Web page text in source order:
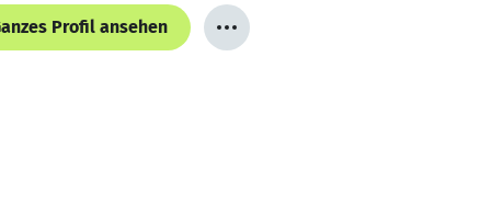
Profil ansehen